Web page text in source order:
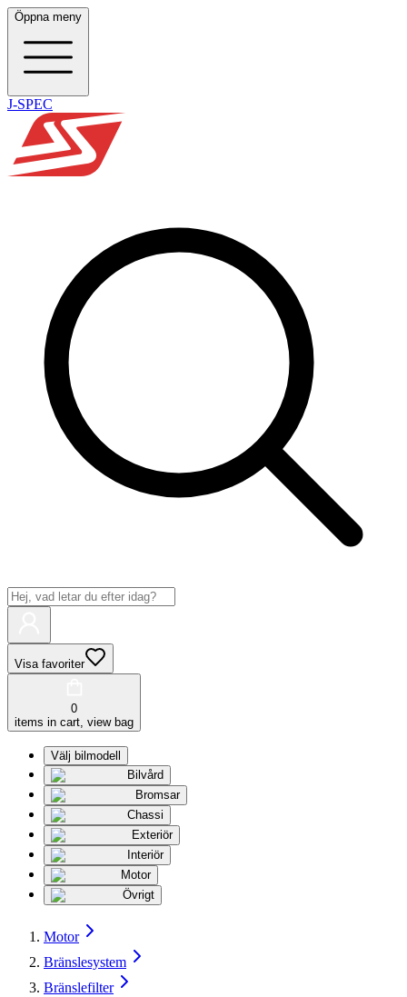
Öppna meny
J-SPEC
Visa favoriter
0
items in cart, view bag
Välj bilmodell
Bilvård
Bromsar
Chassi
Exteriör
Interiör
Motor
Övrigt
Motor
Bränslesystem
Bränslefilter